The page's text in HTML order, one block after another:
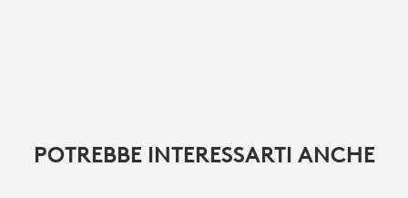
POTREBBE INTERESSARTI ANCHE